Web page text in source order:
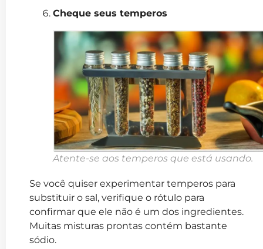
Cheque seus temperos
Atente-se aos temperos que está usando.
Se você quiser experimentar temperos para
substituir o sal, verifique o rótulo para
confirmar que ele não é um dos ingredientes.
Muitas misturas prontas contém bastante
sódio.